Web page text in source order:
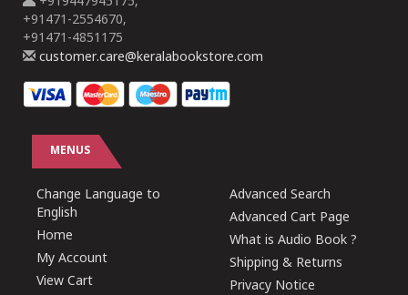
+91471-2554670,
+91471-4851175
customer.care@keralabookstore.com
MENUS
Change Language to
English
Home
My Account
View Cart
Advanced Search
Advanced Cart Page
What is Audio Book ?
Shipping & Returns
Privacy Notice